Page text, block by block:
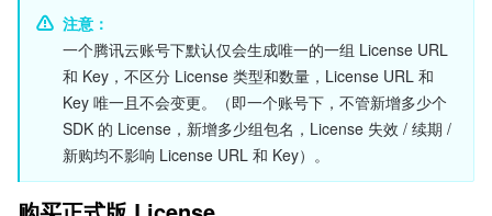
注意 ：
一个腾讯云账号下默认仅会生成唯一的一组 License URL
和 Key，不区分 License 类型和数量，License URL 和
Key 唯一且不会变更。（即一个账号下，不管新增多少个
SDK 的 License，新增多少组包名，License 失效 / 续期 /
新购均不影响 License URL 和 Key）。